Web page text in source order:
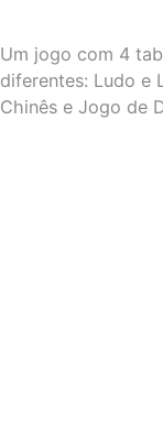
Um jogo com 4
diferentes: Ludo e
Chinês e Jogo de